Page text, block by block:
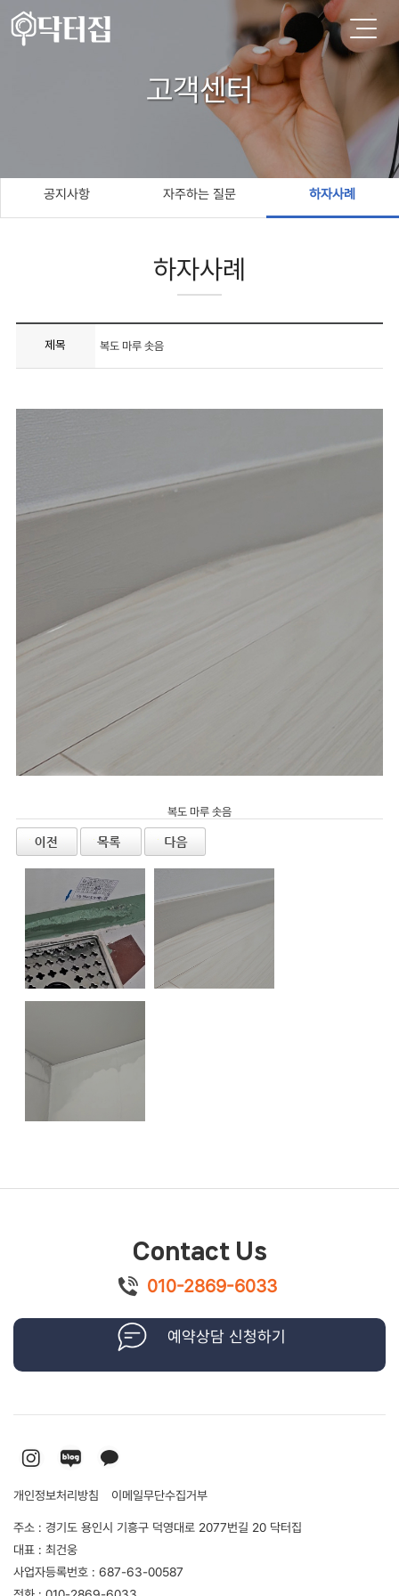
고객센터
공지사항 자주하는 질문 하자사례
하자사례
제목 복도 마루 솟음
복도 마루 솟음
Contact Us
010-2869-6033
예약상담 신청하기
개인정보처리방침 이메일무단수집거부
주소 : 경기도 용인시 기흥구 덕영대로 2077번길 20 닥터집
대표 : 최건웅
사업자등록번호 : 687-63-00587